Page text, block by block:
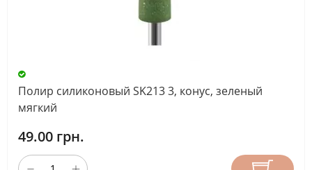
Полир силиконовый SK213 3, конус, зеленый
мягкий
49.00 грн.